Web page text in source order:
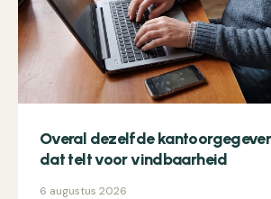
Overal dezelfde
dat telt voor vindbaarheid
6 augustus 2026